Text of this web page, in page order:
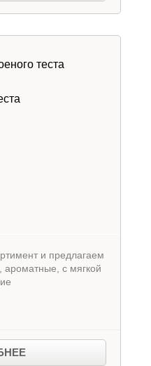
теста
и предлагаем
с мягкой